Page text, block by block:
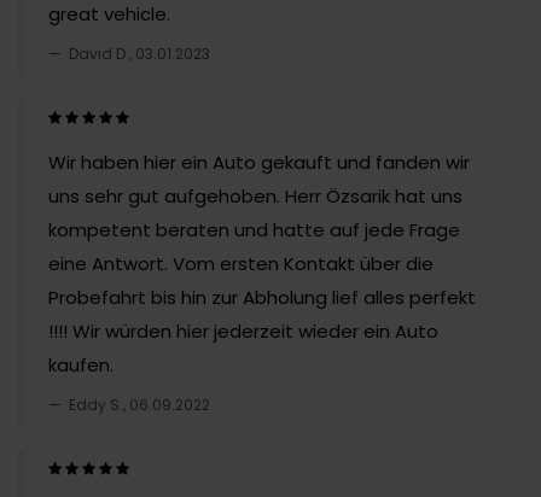
great vehicle.
David D., 03.01.2023
Wir haben hier ein Auto gekauft und fanden wir
uns sehr gut aufgehoben. Herr Özsarik hat uns
kompetent beraten und hatte auf jede Frage
eine Antwort. Vom ersten Kontakt über die
Probefahrt bis hin zur Abholung lief alles perfekt
!!!! Wir würden hier jederzeit wieder ein Auto
kaufen.
Eddy S., 06.09.2022